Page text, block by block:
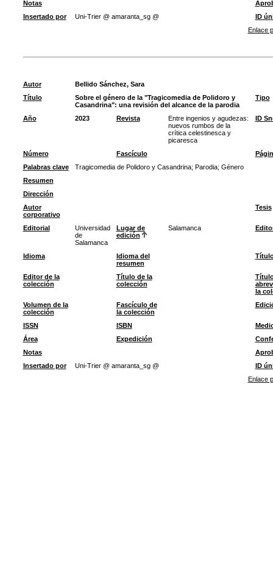
Notas
Insertado por
Uni-Trier @ amaranta_sg @
ID
Enlace
Autor
Bellido Sánchez, Sara
Título
Sobre el género de la "Tragicomedia de Polidoro y
Casandrina": una revisión del alcance de la parodia
Tipo
Año 2023 Revista
Entre ingenios y agudezas:
nuevos rumbos de la
crítica celestinesca y
picaresca
ID
Número Fascículo
Palabras clave
Tragicomedia de Polidoro y Casandrina; Parodia; Género
Resumen
Dirección
Autor
corporativo
Tesis
Editorial
Universidad
de
Salamanca
Lugar de
edición
Salamanca
Idioma
Idioma del
resumen
Editor de la
colección
Título de la
colección
la
Volumen de la
colección
Fascículo de
la colección
ISSN ISBN
Área
Expedición
Notas
Insertado por
Uni-Trier @ amaranta_sg @
ID
Enlace